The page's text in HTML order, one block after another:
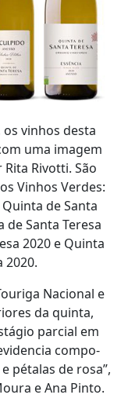
vinhos desta
uma imagem
Rivotti. São
Vinhos Verdes:
de Santa
de Santa Teresa
2020 e Quinta
2020.
Nacional e
da quinta,
parcial em
compo­
pé­talas de rosa”,
e Ana Pinto.